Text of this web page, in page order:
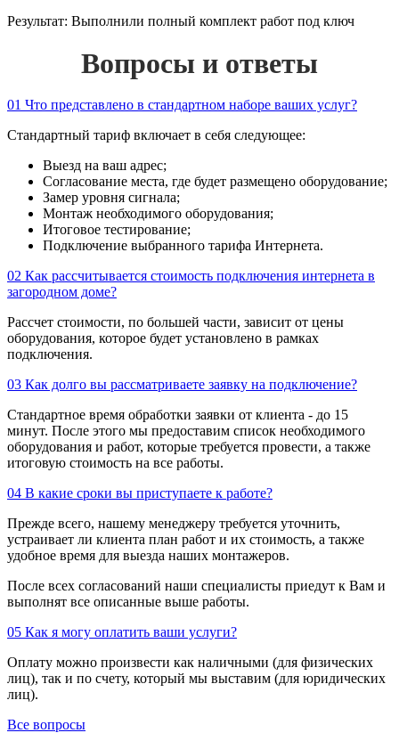
Результат: Выполнили полный комплект работ под ключ
Вопросы и ответы
01 Что представлено в стандартном наборе ваших услуг?
Стандартный тариф включает в себя следующее:
Выезд на ваш адрес;
Согласование места, где будет размещено оборудование;
Замер уровня сигнала;
Монтаж необходимого оборудования;
Итоговое тестирование;
Подключение выбранного тарифа Интернета.
02 Как рассчитывается стоимость подключения интернета в
загородном доме?
Рассчет стоимости, по большей части, зависит от цены
оборудования, которое будет установлено в рамках
подключения.
03 Как долго вы рассматриваете заявку на подключение?
Стандартное время обработки заявки от клиента - до 15
минут. После этого мы предоставим список необходимого
оборудования и работ, которые требуется провести, а также
итоговую стоимость на все работы.
04 В какие сроки вы приступаете к работе?
Прежде всего, нашему менеджеру требуется уточнить,
устраивает ли клиента план работ и их стоимость, а также
удобное время для выезда наших монтажеров.
После всех согласований наши специалисты приедут к Вам и
выполнят все описанные выше работы.
05 Как я могу оплатить ваши услуги?
Оплату можно произвести как наличными (для физических
лиц), так и по счету, который мы выставим (для юридических
лиц).
Все вопросы